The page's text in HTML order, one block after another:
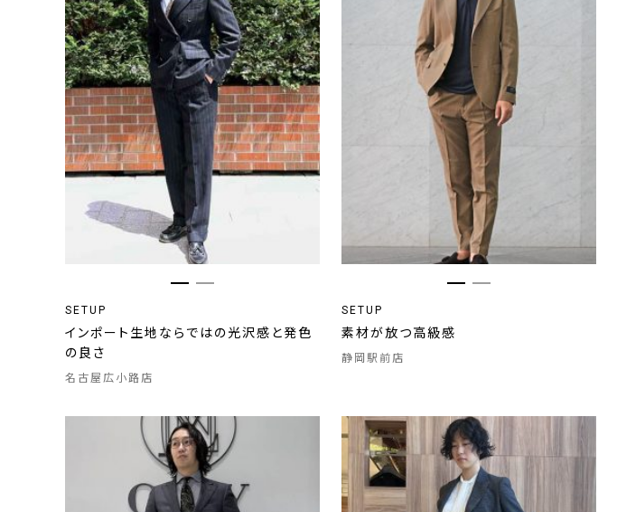
SETUP
インポート生地ならではの光沢感と発色
の良さ
名古屋広小路店
SETUP
素材が放つ高級感
静岡駅前店